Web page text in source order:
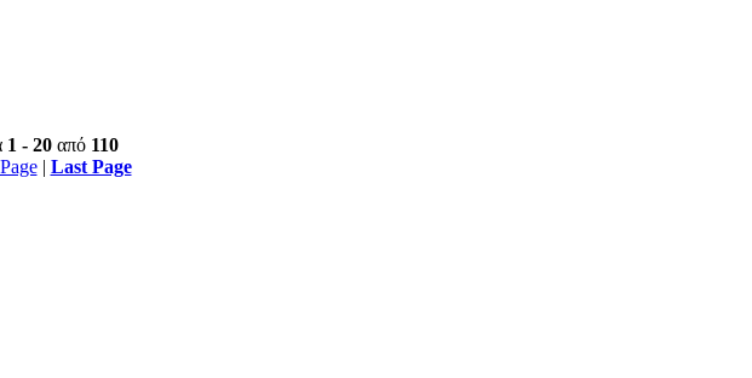
1 - 20 από 110
| Last Page